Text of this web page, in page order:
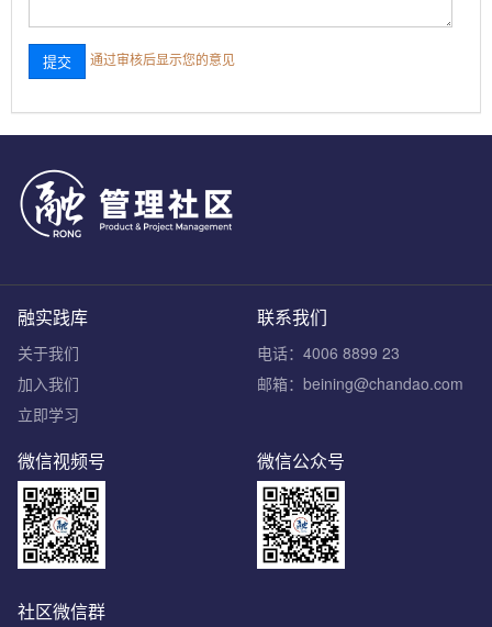
通过审核后显示您的意见
联系我们
电话：4006 8899 23
邮箱：beining@chandao.com
融实践库
关于我们
加入我们
立即学习
微信公众号
微信视频号
社区微信群